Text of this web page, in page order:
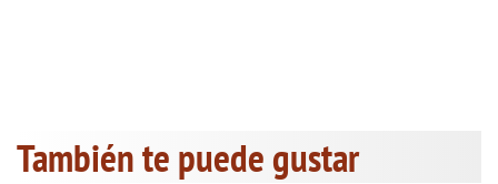
También te puede gustar